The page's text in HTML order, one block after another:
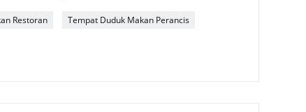
Restoran Tempat Duduk Makan Perancis